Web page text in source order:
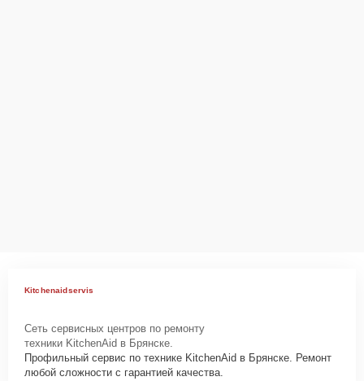
Kitchenaidservis
Сеть сервисных центров по ремонту
техники KitchenAid в Брянске.
Профильный сервис по технике KitchenAid в Брянске. Ремонт
любой сложности с гарантией качества.